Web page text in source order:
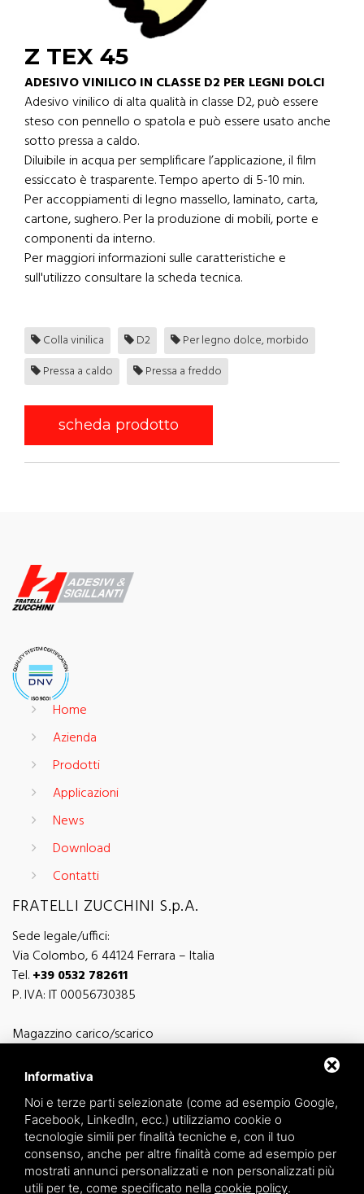
Z TEX 45
ADESIVO VINILICO IN CLASSE D2 PER LEGNI DOLCI
Adesivo vinilico di alta qualità in classe D2, può essere
steso con pennello o spatola e può essere usato anche
sotto pressa a caldo.
Diluibile in acqua per semplificare l’applicazione, il film
essiccato è trasparente. Tempo aperto di 5-10 min.
Per accoppiamenti di legno massello, laminato, carta,
cartone, sughero. Per la produzione di mobili, porte e
componenti da interno.
Per maggiori informazioni sulle caratteristiche e
sull'utilizzo consultare la scheda tecnica.
Colla vinilica D2
Per legno dolce, morbido
Pressa a caldo
Pressa a freddo
scheda prodotto
Home
Azienda
Prodotti
Applicazioni
News
Download
Contatti
FRATELLI ZUCCHINI S.p.A.
Sede legale/uffici:
Via Colombo, 6 44124 Ferrara – Italia
Tel.+39 0532 782611
P. IVA: IT 00056730385
Magazzino carico/scarico
Via Finati 4/L - 4/M - 44124 Ferrara - Italia
informazioni generiche
info@zucchini.it
Informativa
Noi e terze parti selezionate (come ad esempio Google,
Facebook, LinkedIn, ecc.) utilizziamo cookie o
tecnologie simili per finalità tecniche e, con il tuo
consenso, anche per altre finalità come ad esempio per
mostrati annunci personalizzati e non personalizzati più
utili per te, come specificato nella cookie policy.